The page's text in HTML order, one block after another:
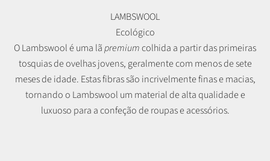
LAMBSWOOL
Ecológico
O Lambswool é uma lãpremiumcolhida a partir das primeiras
tosquias de ovelhas jovens, geralmente com menos de sete
meses de idade. Estas fibras são incrivelmente finas e macias,
tornando o Lambswool um material de alta qualidade e
luxuoso para a confeção de roupas e acessórios.